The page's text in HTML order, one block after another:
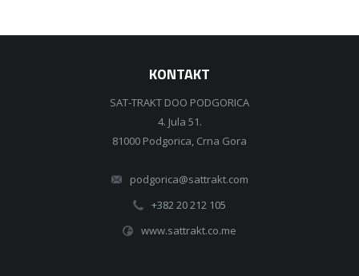
KONTAKT
SAT-TRAKT DOO PODGORICA
4. Jula 51.
81000 Podgorica, Crna Gora
podgorica@sattrakt.com
+382 20 212 105
www.sattrakt.co.me